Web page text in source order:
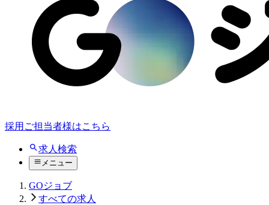
採用ご担当者様はこちら
求人検索
メニュー
GOジョブ
すべての求人